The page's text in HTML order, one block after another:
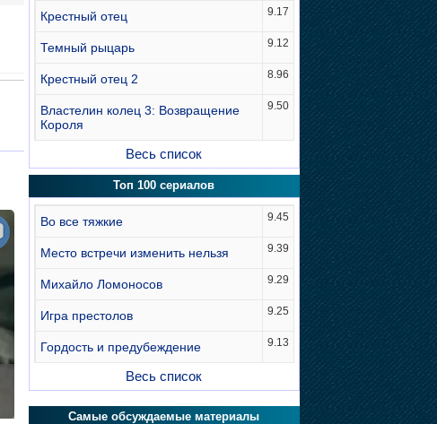
Крестный отец 9.17
Темный рыцарь 9.12
Крестный отец 2 8.96
Властелин колец 3: Возвращение
Короля
9.50
Весь список
Топ 100 сериалов
Во все тяжкие 9.45
Место встречи изменить нельзя 9.39
Михайло Ломоносов 9.29
Игра престолов 9.25
Гордость и предубеждение 9.13
Весь список
Самые обсуждаемые материалы